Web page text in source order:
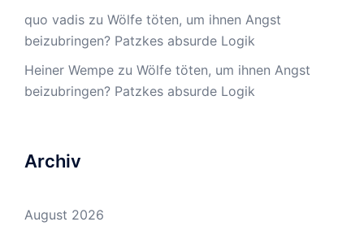
quo vadis zu Wölfe töten, um ihnen Angst
beizubringen? Patzkes absurde Logik
Heiner Wempe zu Wölfe töten, um ihnen Angst
beizubringen? Patzkes absurde Logik
Archiv
August 2026